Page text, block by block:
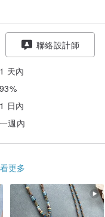
聯絡設計師
1 天內
93%
1 日內
一週內
看更多